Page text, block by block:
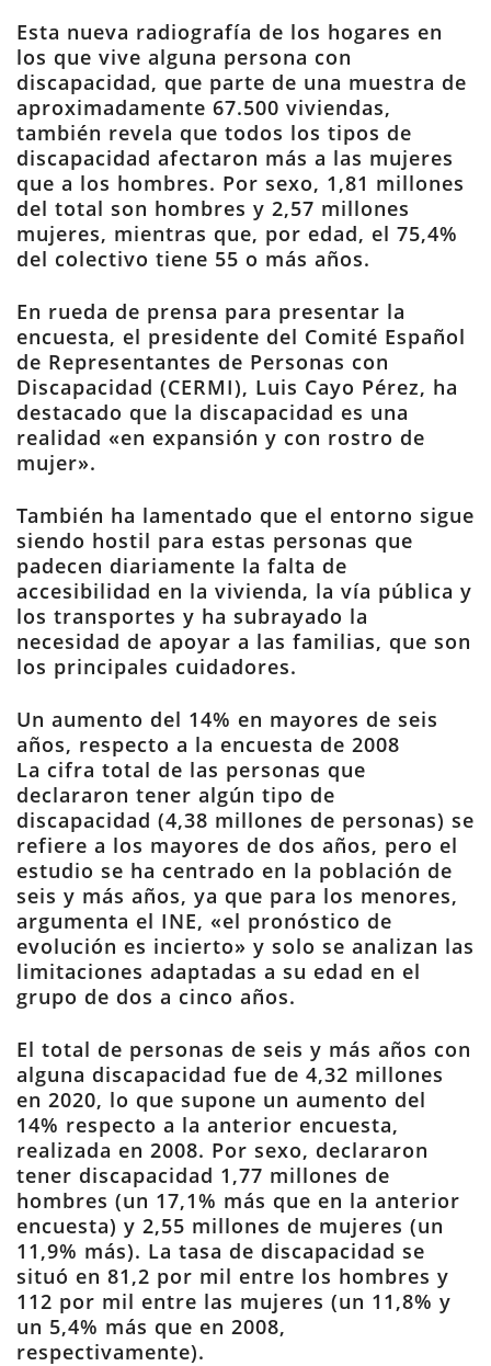
Esta nueva radiografía de los hogares en
los que vive alguna persona con
discapacidad, que parte de una muestra de
aproximadamente 67.500 viviendas,
también revela que todos los tipos de
discapacidad afectaron más a las mujeres
que a los hombres. Por sexo, 1,81 millones
del total son hombres y 2,57 millones
mujeres, mientras que, por edad, el 75,4%
del colectivo tiene 55 o más años.
En rueda de prensa para presentar la
encuesta, el presidente del Comité Español
de Representantes de Personas con
Discapacidad (CERMI), Luis Cayo Pérez, ha
destacado que la discapacidad es una
realidad «en expansión y con rostro de
mujer».
También ha lamentado que el entorno sigue
siendo hostil para estas personas que
padecen diariamente la falta de
accesibilidad en la vivienda, la vía pública y
los transportes y ha subrayado la
necesidad de apoyar a las familias, que son
los principales cuidadores.
Un aumento del 14% en mayores de seis
años, respecto a la encuesta de 2008
La cifra total de las personas que
declararon tener algún tipo de
discapacidad (4,38 millones de personas) se
refiere a los mayores de dos años, pero el
estudio se ha centrado en la población de
seis y más años, ya que para los menores,
argumenta el INE, «el pronóstico de
evolución es incierto» y solo se analizan las
limitaciones adaptadas a su edad en el
grupo de dos a cinco años.
El total de personas de seis y más años con
alguna discapacidad fue de 4,32 millones
en 2020, lo que supone un aumento del
14% respecto a la anterior encuesta,
realizada en 2008. Por sexo, declararon
tener discapacidad 1,77 millones de
hombres (un 17,1% más que en la anterior
encuesta) y 2,55 millones de mujeres (un
11,9% más). La tasa de discapacidad se
situó en 81,2 por mil entre los hombres y
112 por mil entre las mujeres (un 11,8% y
un 5,4% más que en 2008,
respectivamente).